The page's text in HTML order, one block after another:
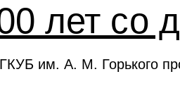
лет со
им. А. М. Горького